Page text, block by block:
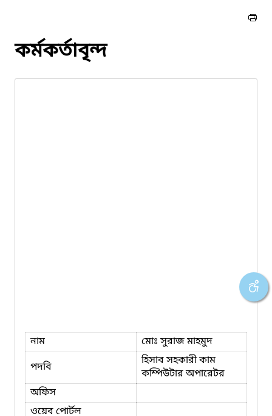
কর্মকর্তাবৃন্দ
নাম
মোঃ সুরাজ মাহমুদ
পদবি
হিসাব সহকারী কাম
কম্পিউটার অপারেটর
অফিস
ওয়েব পোর্টল